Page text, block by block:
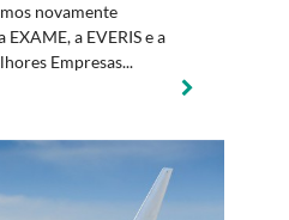
novamente
a EVERIS e a
Empresas...